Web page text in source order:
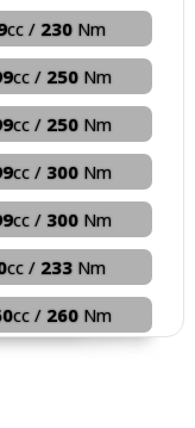
cc / 230 Nm
cc / 250Nm
cc / 250Nm
cc / 300Nm
cc / 300Nm
cc / 233 Nm
cc / 260Nm